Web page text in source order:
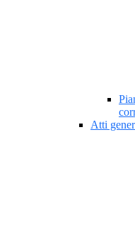
Atti